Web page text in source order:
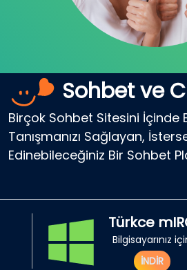
Sohbet ve
Birçok Sohbet Sitesini İçinde
Tanışmanızı Sağlayan,
Edinebileceğiniz Bir Sohbet
Türkce
Bilgisayarınız
İNDİR